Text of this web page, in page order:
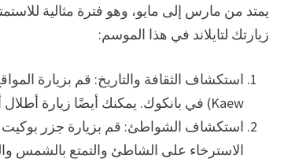
يمتد من مارس إلى مايو، وهو فترة مثالية
زيارتك لتايلاند في هذا الموسم:
Kaew) في بانكوك. يمكنك أيضًا زيارة أطلال أيوثايا (Ayutthaya) التي تُعتبر موقعًا تاريخيًا هامًا في تايلاند.
استكشاف الشواطئ: قم بزيارة جزر بوكيت
الاسترخاء على الشاطئ والتمتع بالشمس